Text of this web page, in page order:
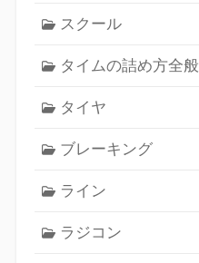
スクール
タイムの詰め方全般
タイヤ
ブレーキング
ライン
ラジコン